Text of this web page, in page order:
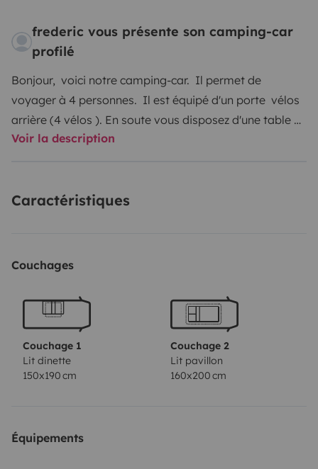
frederic vous présente son camping-car
profilé
Bonjour, voici notre camping-car. Il permet de
voyager à 4 personnes. Il est équipé d'un porte vélos
arrière (4 vélos ). En soute vous disposez d'une table et
de 4 chaises. 1 tapis de sol. Les cales pour mettre de
grillades. Un tuyau pour l’eau et un câble électrique
nécessaires pour faire la cuisine. Nous mettons
qu'une cafetière senseo.
Il vous sera possible de garer votre voiture en sécurité
chez nous.
La location inclue le nettoyage intérieur et extérieur
fait. Les pleins carburant, eau faits. Les réservoirs
Voir la description
Caractéristiques
Couchages
Couchage 1
Lit dinette
150x190 cm
Couchage 2
Lit pavillon
160x200 cm
Équipements